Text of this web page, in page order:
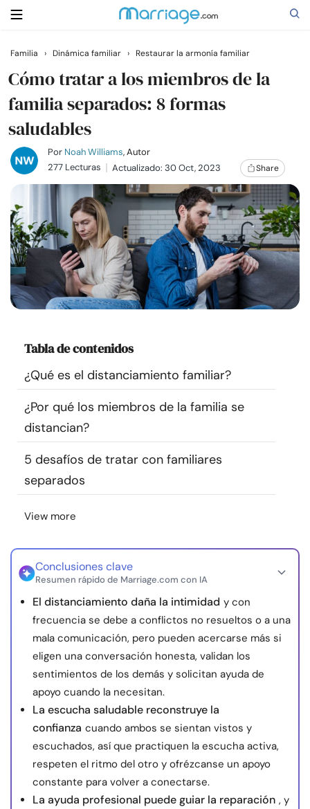
Buscar
Casarse
Relaciones
Familia
Ayuda
Cursos
Comunidad
Encuentra un terapeuta
Idioma ES
nosotros
Familia › Dinámica familiar › Restaurar la armonía familiar
Cómo tratar a los miembros de la
familia separados: 8 formas
saludables
Por Noah Williams, Autor
277 Lecturas
Actualizado: 30 Oct, 2023 Share
Tabla de contenidos
¿Qué es el distanciamiento familiar?
¿Por qué los miembros de la familia se
distancian?
5 desafíos de tratar con familiares
separados
View more
Conclusiones clave
Resumen rápido de Marriage.com con IA
El distanciamiento daña la intimidad y con
frecuencia se debe a conflictos no resueltos o a una
mala comunicación, pero pueden acercarse más si
eligen una conversación honesta, validan los
sentimientos de los demás y solicitan ayuda de
apoyo cuando la necesitan.
La escucha saludable reconstruye la
confianza cuando ambos se sientan vistos y
escuchados, así que practiquen la escucha activa,
respeten el ritmo del otro y ofrézcanse un apoyo
constante para volver a conectarse.
La ayuda profesional puede guiar la reparación , y